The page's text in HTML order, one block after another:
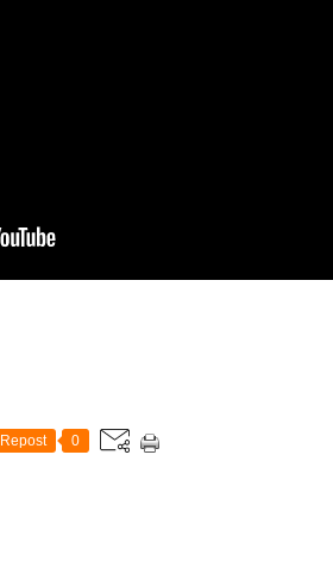
Repost 0